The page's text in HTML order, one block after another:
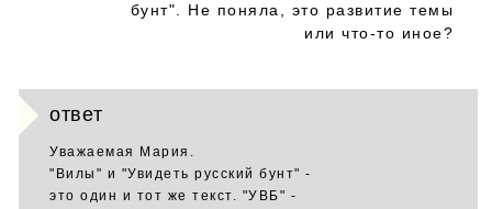
бунт". Не поняла, это развитие темы
или что-то иное?
ответ
Уважаемая Мария.
"Вилы" и "Увидеть русский бунт" -
это один и тот же текст. "УВБ" -